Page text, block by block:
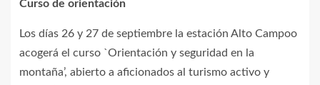
Curso de orientación
Los días 26 y 27 de septiembre la estación Alto Campoo
acogerá el curso `Orientación y seguridad en la
montaña’, abierto a aficionados al turismo activo y